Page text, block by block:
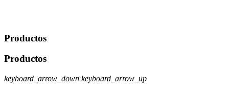
Productos
Productos
keyboard_arrow_down keyboard_arrow_up